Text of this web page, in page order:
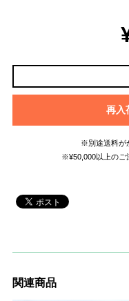
再入
※別途送料が
※¥50,000以上のご
関連商品